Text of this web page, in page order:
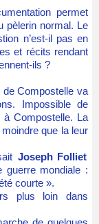
pèlerin normal. Le
n’est-il pas en
et récits rendant
ils ?
Compostelle va
Impossible de
Compostelle. La
que la leur
Joseph Folliet
guerre mondiale :
courte ».
plus loin dans